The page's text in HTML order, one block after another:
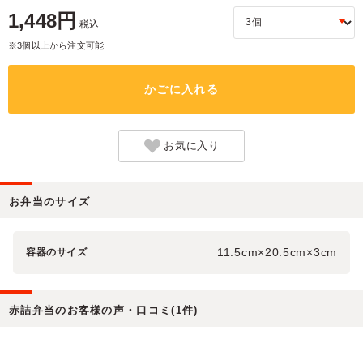
1,448円 税込
※3個以上から注文可能
かごに入れる
お気に入り
お弁当のサイズ
容器のサイズ 11.5cm×20.5cm×3cm
赤詰弁当のお客様の声・口コミ(1件)